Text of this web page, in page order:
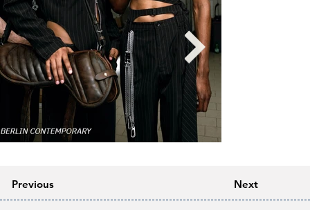
Previous Next